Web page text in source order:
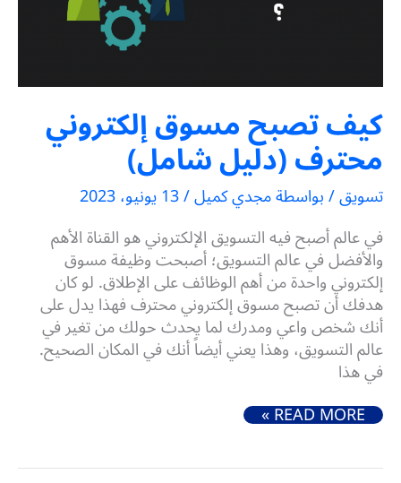
كيف تصبح مسوق إلكتروني
محترف (دليل شامل)
تسويق/ بواسطةمجدي كميل/13 يونيو، 2023
في عالم أصبح فيه التسويق الإلكتروني هو القناة الأهم
والأفضل في عالم التسويق؛ أصبحت وظيفة مسوق
إلكتروني واحدة من أهم الوظائف على الإطلاق. لو كان
هدفك أن تصبح مسوق إلكتروني محترف فهذا يدل على
أنك شخص واعي ومدرك لما يحدث حولك من تغير في
عالم التسويق، وهذا يعني أيضاً أنك في المكان الصحيح.
في هذا
كيف تصبح مسوق إلكتروني محترف (دليل شامل)
READ MORE »